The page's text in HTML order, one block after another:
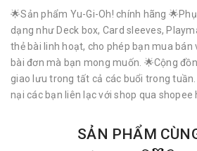
🌟Sản phẩm Yu-Gi-Oh! chính hãng
dạng như Deck box, Card sleeves,
thẻ bài linh hoạt, cho phép bạn mua
bài đơn mà bạn mong muốn. 🌟Cộng
giao lưu trong tất cả các buổi trong
nại các bạn liên lạc với shop qua shopee
SẢN PHẨM